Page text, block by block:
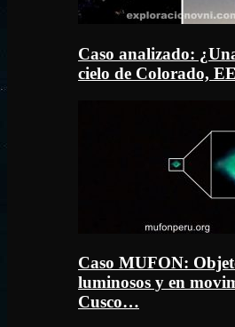
Caso analizado:
cielo de Colorado,
Caso MUFON:
luminosos y en
Cusco…